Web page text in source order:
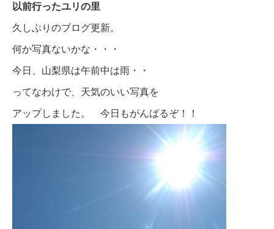
以前行ったユリの里
久しぶりのブログ更新。
何か写真ないかな・・・
今日、山梨県は午前中は雨・・
ってなわけで、天気のいい写真を
アップしました。 今日もがんばるぞ！！